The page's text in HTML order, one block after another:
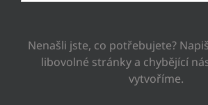
Nenašli jste, co potřebujete?
libovolné stránky a chybějící
vytvoříme.